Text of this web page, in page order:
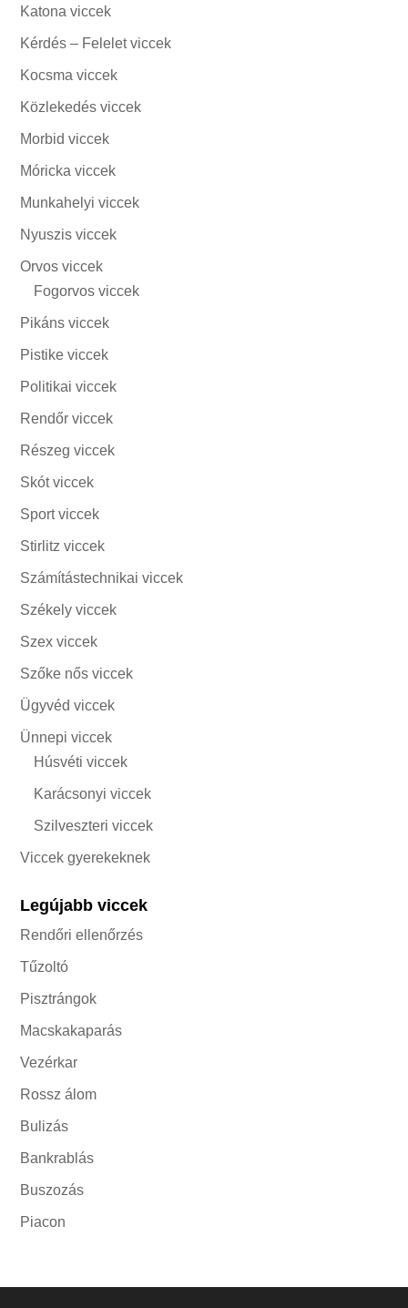
Katona viccek
Kérdés – Felelet viccek
Kocsma viccek
Közlekedés viccek
Morbid viccek
Móricka viccek
Munkahelyi viccek
Nyuszis viccek
Orvos viccek
Fogorvos viccek
Pikáns viccek
Pistike viccek
Politikai viccek
Rendőr viccek
Részeg viccek
Skót viccek
Sport viccek
Stirlitz viccek
Számítástechnikai viccek
Székely viccek
Szex viccek
Szőke nős viccek
Ügyvéd viccek
Ünnepi viccek
Húsvéti viccek
Karácsonyi viccek
Szilveszteri viccek
Viccek gyerekeknek
Legújabb viccek
Rendőri ellenőrzés
Tűzoltó
Pisztrángok
Macskakaparás
Vezérkar
Rossz álom
Bulizás
Bankrablás
Buszozás
Piacon